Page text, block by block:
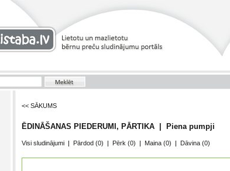
<< SĀKUMS
ĒDINĀŠANAS PIEDERUMI, PĀRTIKA | Piena pumpji
Visi sludinājumi | Pārdod (0) | Pērk (0) | Maina (0) | Dāvina (0)